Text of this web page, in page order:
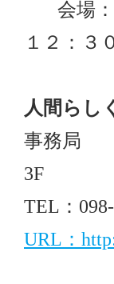
会場：
１２：
人間らし
事務局
3F
TEL：
URL：